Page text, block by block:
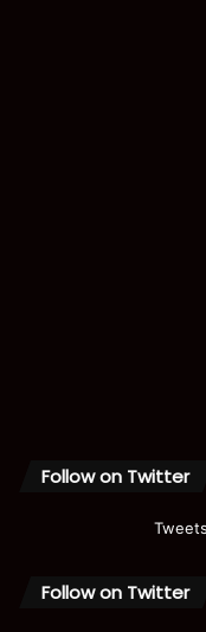
Follow on Twitter
Follow on Twitter